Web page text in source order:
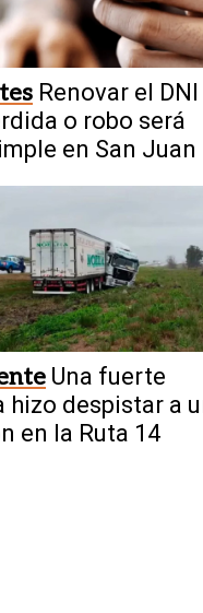
Renovar el DNI
o robo será
en San Juan
Una fuerte
hizo despistar a
en la Ruta 14